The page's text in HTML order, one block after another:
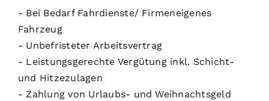
- Bei Bedarf Fahrdienste/ Firmeneigenes
Fahrzeug
- Unbefristeter Arbeitsvertrag
- Leistungsgerechte Vergütung inkl. Schicht-
und Hitzezulagen
- Zahlung von Urlaubs- und Weihnachtsgeld